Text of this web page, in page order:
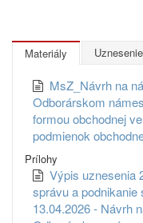
Materiály Uznesenie
MsZ_Návrh na
Odborárskom
formou obchodnej
podmienok
Prílohy
Výpis uznesenia
správu a
13.04.2026 - Návrh